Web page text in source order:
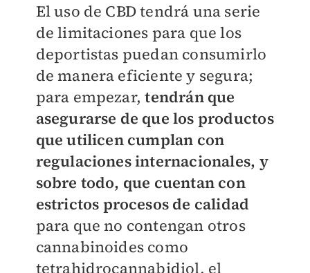
El uso de CBD tendrá una serie
de limitaciones para que los
deportistas puedan consumirlo
de manera eficiente y segura;
para empezar, tendrán que
asegurarse de que los productos
que utilicen cumplan con
regulaciones internacionales, y
sobre todo, que cuentan con
estrictos procesos de calidad
para que no contengan otros
cannabinoides como
tetrahidrocannabidiol, el